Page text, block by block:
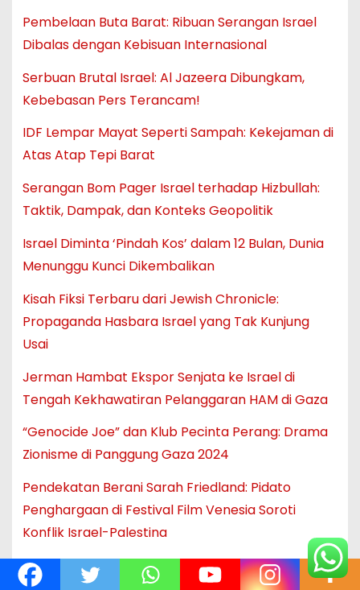
Pembelaan Buta Barat: Ribuan Serangan Israel
Dibalas dengan Kebisuan Internasional
Serbuan Brutal Israel: Al Jazeera Dibungkam,
Kebebasan Pers Terancam!
IDF Lempar Mayat Seperti Sampah: Kekejaman di
Atas Atap Tepi Barat
Serangan Bom Pager Israel terhadap Hizbullah:
Taktik, Dampak, dan Konteks Geopolitik
Israel Diminta ‘Pindah Kos’ dalam 12 Bulan, Dunia
Menunggu Kunci Dikembalikan
Kisah Fiksi Terbaru dari Jewish Chronicle:
Propaganda Hasbara Israel yang Tak Kunjung
Usai
Jerman Hambat Ekspor Senjata ke Israel di
Tengah Kekhawatiran Pelanggaran HAM di Gaza
“Genocide Joe” dan Klub Pecinta Perang: Drama
Zionisme di Panggung Gaza 2024
Pendekatan Berani Sarah Friedland: Pidato
Penghargaan di Festival Film Venesia Soroti
Konflik Israel-Palestina
Noa Argamani Klarifikasi: ‘Saya Tidak Pernah